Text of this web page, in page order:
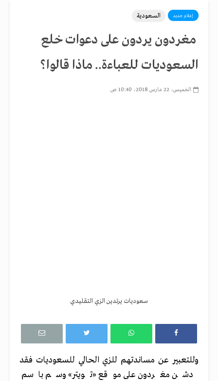
إعلام جديد السعودية
مغردون يردون على دعوات خلع
السعوديات للعباءة.. ماذا قالوا؟
الخميس، 22 مارس 2018، 10:40 ص
سعوديات يرتدين الزي التقليدي
وللتعبير عن مساندتهم للزي الحالي للسعوديات فقد
دشن مغردون على موقع «تويتر» وسم باسم